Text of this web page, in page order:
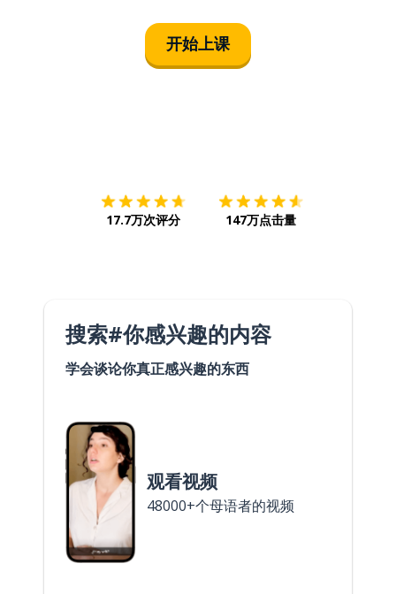
开始上课
17.7万次评分 147万点击量
搜索#你感兴趣的内容
学会谈论你真正感兴趣的东西
观看视频
48000+个母语者的视频